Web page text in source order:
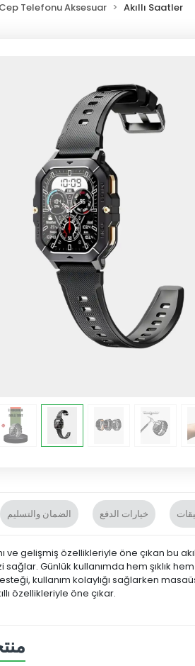
Cep Telefonu Aksesuar Akıllı Saatler
الضمان والتسليم خيارات الدفع
ve gelişmiş özellikleriyle öne çıkan bu
Günlük kullanımda hem şıklık
kullanım kolaylığı sağlarken
özellikleriyle öne çıkar.